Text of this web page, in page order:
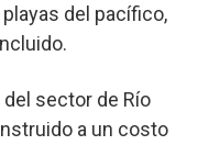
del pacífico,
sector de Río
a un costo